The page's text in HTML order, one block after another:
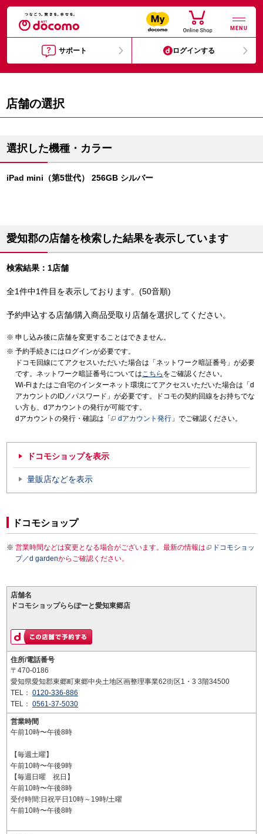
MENU
サポート ログインする
店舗の選択
選択した機種・カラー
iPad mini（第5世代） 256GB シルバー
愛知郡の店舗を検索した結果を表示しています
検索結果：1店舗
全1件中1件目を表示しております。(50音順)
予約申込する店舗/購入商品受取り店舗を選択してください。
申し込み後に店舗を変更することはできません。
予約手続きにはログインが必要です。
ドコモ回線にてアクセスいただいた場合は「ネットワーク暗証番号」が必要
です。ネットワーク暗証番号についてはこちら をご確認ください。
Wi-Fiまたはご自宅のインターネット環境にてアクセスいただいた場合は「d
アカウントのID／パスワード」が必要です。ドコモの契約回線をお持ちでな
い方も、dアカウントの発行が可能です。
dアカウントの発行・確認は「
dアカウント発行 」でご確認ください。
ドコモショップを表示
量販店などを表示
ドコモショップ
営業時間などは変更となる場合がございます。最新の情報は
ドコモショッ
プ／d gardenからご確認ください。
店舗名
ドコモショップららぽーと愛知東郷店
住所/電話番号
〒470-0186
愛知県愛知郡東郷町東郷中央土地区画整理事業62街区1・3 3階34500
TEL： 0120-336-886
TEL： 0561-37-5030
営業時間
午前10時〜午後8時
【毎週土曜】
午前10時〜午後9時
【毎週日曜 祝日】
午前10時〜午後8時
受付時間:日祝平日10時～19時/土曜
午前10時〜午後8時